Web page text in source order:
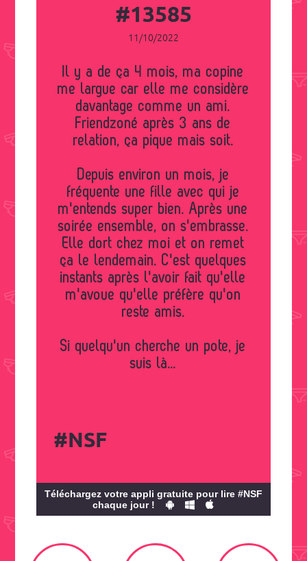
#13585
11/10/2022
Il y a de ça 4 mois, ma copine
me largue car elle me considère
davantage comme un ami.
Friendzoné après 3 ans de
relation, ça pique mais soit.
Depuis environ un mois, je
fréquente une fille avec qui je
m'entends super bien. Après une
soirée ensemble, on s'embrasse.
Elle dort chez moi et on remet
ça le lendemain. C'est quelques
instants après l'avoir fait qu'elle
m'avoue qu'elle préfère qu'on
reste amis.
Si quelqu'un cherche un pote, je
suis là...
#NSF
Téléchargez votre appli gratuite pour lire #NSF
chaque jour !